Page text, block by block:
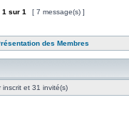
1 sur 1 [ 7 message(s) ]
des Membres
inscrit et 31 invité(s)